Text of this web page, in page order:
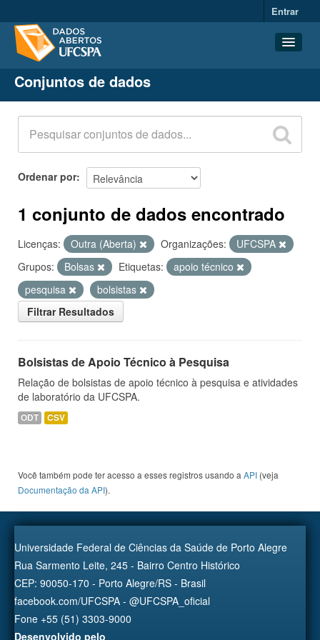
Entrar
Conjuntos de dados
Organizações
Grupos
Sobre
Conjuntos de dados
Ordenar por
1 conjunto de dados encontrado
Licenças: Outra (Aberta) Organizações:
UFCSPA
Grupos:
Bolsas Etiquetas:
apoio técnico
pesquisa
bolsistas
Filtrar Resultados
Bolsistas de Apoio Técnico à Pesquisa
Relação de bolsistas de apoio técnico à pesquisa e atividades
de laboratório da UFCSPA.
ODT CSV
Você também pode ter acesso a esses registros usando a API (veja
Documentação da API).
Universidade Federal de Ciências da Saúde de Porto Alegre
Rua Sarmento Leite, 245 - Bairro Centro Histórico
CEP: 90050-170 - Porto Alegre/RS - Brasil
facebook.com/UFCSPA - @UFCSPA_oficial
Fone +55 (51) 3303-9000
Desenvolvido pelo